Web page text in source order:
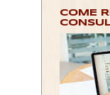
COME